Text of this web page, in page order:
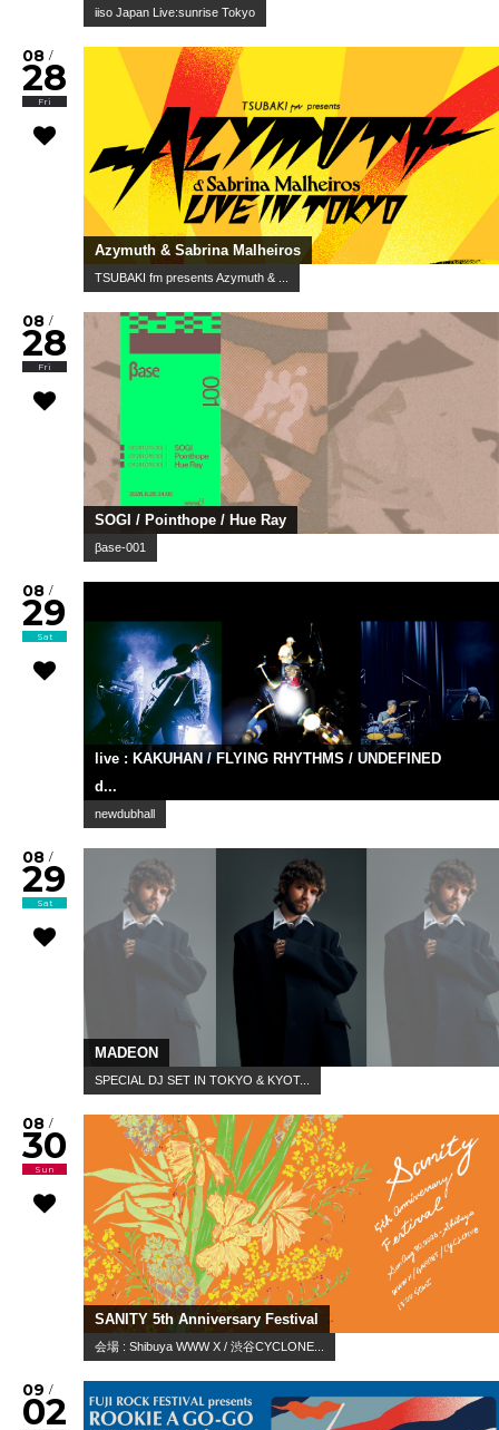
iiso Japan Live:sunrise Tokyo
08 /
28
Fri
Azymuth & Sabrina Malheiros
TSUBAKI fm presents Azymuth & ...
08 /
28
Fri
SOGI / Pointhope / Hue Ray
βase-001
08 /
29
Sat
live : KAKUHAN / FLYING RHYTHMS / UNDEFINED
d...
newdubhall
08 /
29
Sat
MADEON
SPECIAL DJ SET IN TOKYO & KYOT...
08 /
30
Sun
SANITY 5th Anniversary Festival
会場 : Shibuya WWW X / 渋谷CYCLONE...
09 /
02